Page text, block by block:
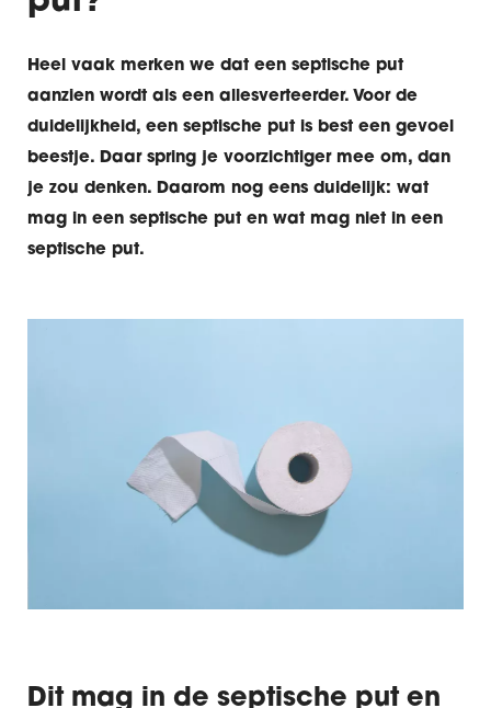
Heel vaak merken we dat een septische put
aanzien wordt als een allesverteerder. Voor de
duidelijkheid, een septische put is best een gevoel
beestje. Daar spring je voorzichtiger mee om, dan
je zou denken. Daarom nog eens duidelijk: wat
mag in een septische put en wat mag niet in een
septische put.
Dit mag in de septische put en